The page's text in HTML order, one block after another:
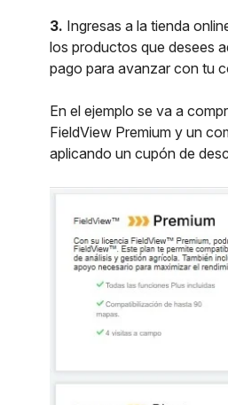
3. Ingresas a la tienda
los productos que desees
pago para avanzar con tu
En el ejemplo se va a
FieldView Premium y un
aplicando un cupón de